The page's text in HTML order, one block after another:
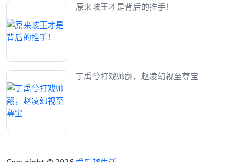
原来岐王才是背后的推手！
丁禹兮打戏帅翻，赵凌幻视至尊宝